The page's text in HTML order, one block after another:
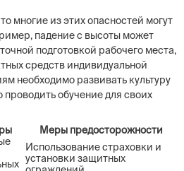
многие из этих опасностей могут
падение с высоты может
подготовкой рабочего места,
средств индивидуальной
необходимо развивать культуру
проводить обучение для своих
Меры предосторожности
Использование страховки и
установки защитных